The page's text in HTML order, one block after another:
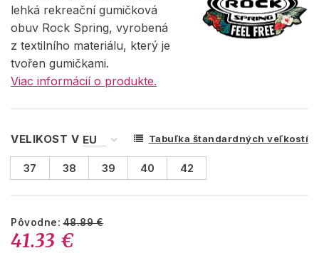
lehká rekreační gumičková
obuv Rock Spring, vyrobená
z textilního materiálu, který je
tvořen gumičkami.
Viac informácií o produkte.
VELIKOST V Tabuľka štandardných veľkostí
37 38 39 40 42
Pôvodne:48.89 €
41.33 €